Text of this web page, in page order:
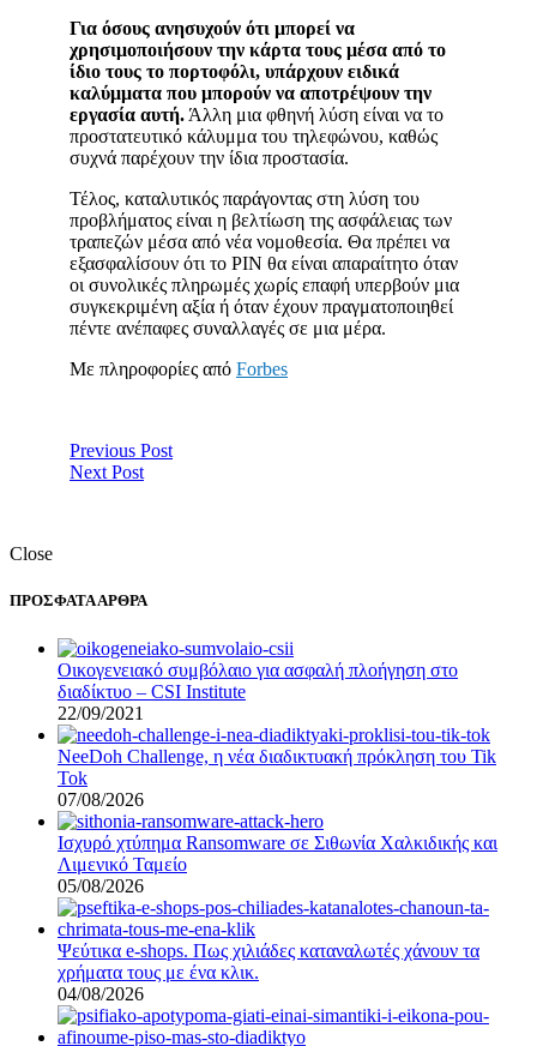
Για όσους ανησυχούν ότι μπορεί να
χρησιμοποιήσουν την κάρτα τους μέσα από το
ίδιο τους το πορτοφόλι, υπάρχουν ειδικά
καλύμματα που μπορούν να αποτρέψουν την
εργασία αυτή. Άλλη μια φθηνή λύση είναι να το
προστατευτικό κάλυμμα του τηλεφώνου, καθώς
συχνά παρέχουν την ίδια προστασία.
Τέλος, καταλυτικός παράγοντας στη λύση του
προβλήματος είναι η βελτίωση της ασφάλειας των
τραπεζών μέσα από νέα νομοθεσία. Θα πρέπει να
εξασφαλίσουν ότι το PIN θα είναι απαραίτητο όταν
οι συνολικές πληρωμές χωρίς επαφή υπερβούν μια
συγκεκριμένη αξία ή όταν έχουν πραγματοποιηθεί
πέντε ανέπαφες συναλλαγές σε μια μέρα.
Με πληροφορίες από Forbes
Previous Post
Next Post
Close
ΠΡΟΣΦΑΤΑ ΑΡΘΡΑ
Οικογενειακό συμβόλαιο για ασφαλή πλοήγηση στο
διαδίκτυο – CSI Institute
22/09/2021
NeeDoh Challenge, η νέα διαδικτυακή πρόκληση του Tik
Tok
07/08/2026
Ισχυρό χτύπημα Ransomware σε Σιθωνία Χαλκιδικής και
Λιμενικό Ταμείο
05/08/2026
Ψεύτικα e-shops. Πως χιλιάδες καταναλωτές χάνουν τα
χρήματα τους με ένα κλικ.
04/08/2026